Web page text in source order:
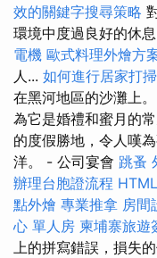
效的關鍵字搜尋策略
環境中度過良好的休
電機 歐式料理外燴方
人... 如何進行居家打掃
在黑河地區的沙灘上
為它是婚禮和蜜月的
的度假勝地，令人嘆
洋。 - 公司宴會 跳蚤
辦理台胞證流程
點外燴 專業推拿 房間
心 單人房 柬埔寨旅遊
上的拼寫錯誤，損失